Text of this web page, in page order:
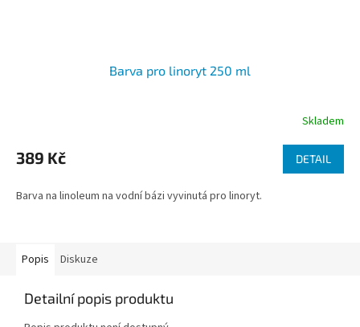
Barva pro linoryt 250 ml
Skladem
389 Kč DETAIL
Barva na linoleum na vodní bázi vyvinutá pro linoryt.
Popis Diskuze
Detailní popis produktu